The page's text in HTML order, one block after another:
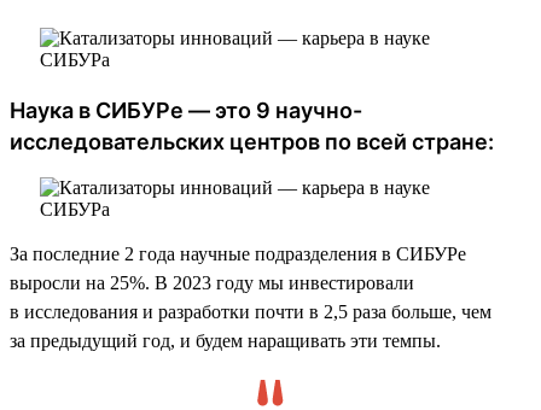
Наука в СИБУРе — это 9 научно-
исследовательских центров по всей стране:
За последние 2 года научные подразделения в СИБУРе
выросли на 25%. В 2023 году мы инвестировали
в исследования и разработки почти в 2,5 раза больше, чем
за предыдущий год, и будем наращивать эти темпы.